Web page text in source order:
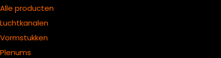
Alle producten
Luchtkanalen
Vormstukken
Plenums